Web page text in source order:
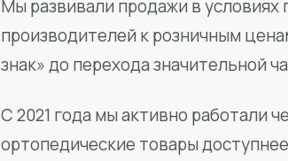
Мы развивали продажи в
производителей к розничным
знак» до перехода значительной
С 2021 года мы активно работали
ортопедические товары